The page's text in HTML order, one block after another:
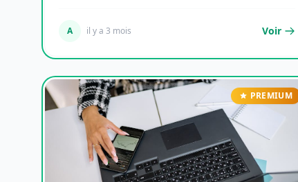
A il y a 3 mois Voir
PREMIUM